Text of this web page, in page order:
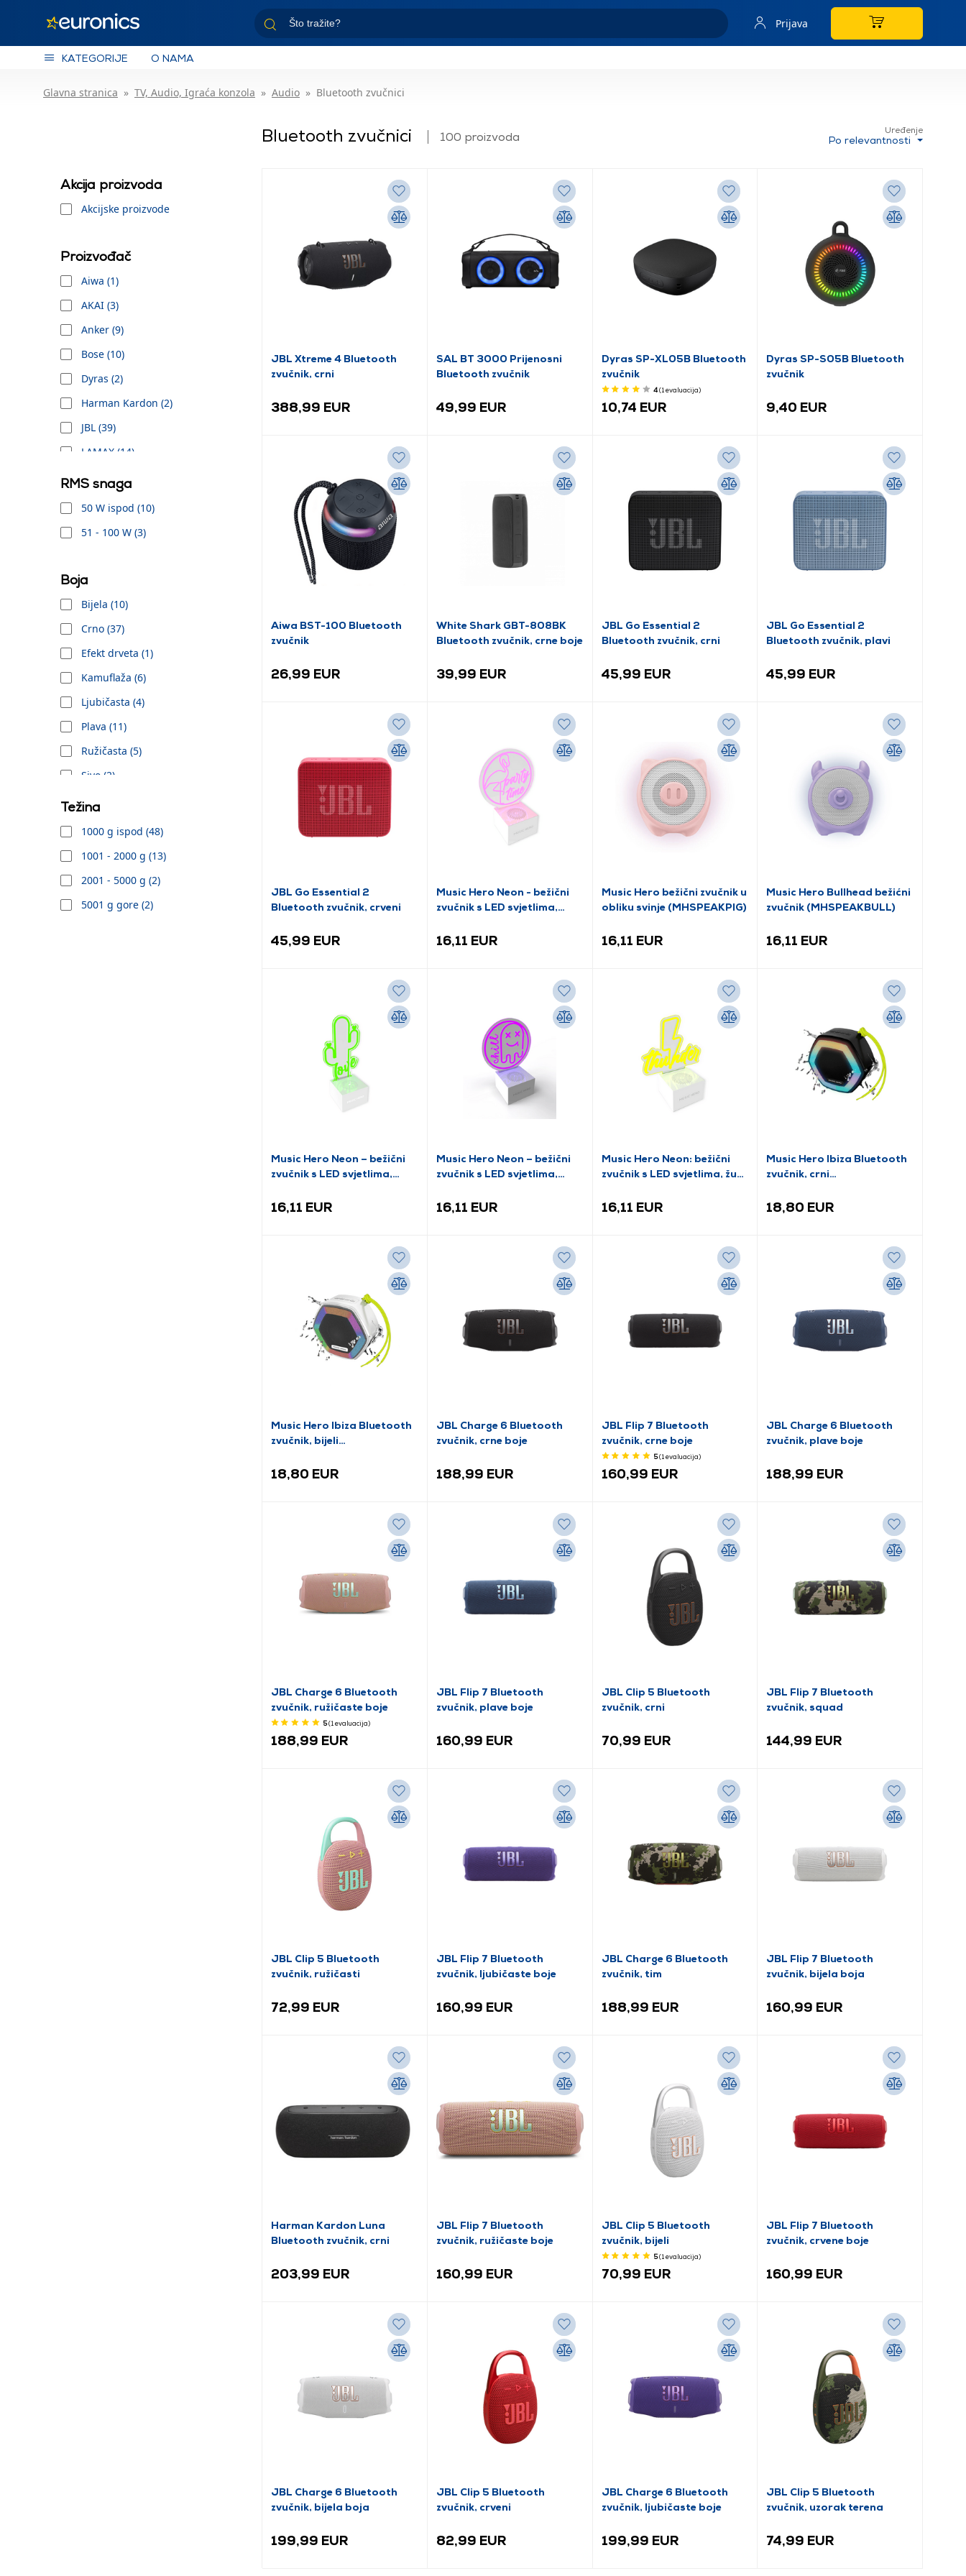
Prijava
KATEGORIJE O NAMA
Glavna stranica TV, Audio, Igraća konzola Audio Bluetooth zvučnici
Akcija proizvoda
Akcijske proizvode
Proizvođač
Aiwa (1)
AKAI (3)
Anker (9)
Bose (10)
Dyras (2)
Harman Kardon (2)
JBL (39)
LAMAX (14)
LG (1)
SAL (1)
Sony (4)
White Shark (1)
Xiaomi (1)
Yenkee (3)
RMS snaga
50 W ispod (10)
51 - 100 W (3)
Boja
Bijela (10)
Crno (37)
Efekt drveta (1)
Kamuflaža (6)
Ljubičasta (4)
Plava (11)
Ružičasta (5)
Sivo (2)
Smeđa (1)
Srebro (1)
Težina
1000 g ispod (48)
1001 - 2000 g (13)
2001 - 5000 g (2)
5001 g gore (2)
Bluetooth zvučnici 100 proizvoda
Uređenje
Po relevantnosti
JBL Xtreme 4 Bluetooth
zvučnik, crni
388,99 EUR
SAL BT 3000 Prijenosni
Bluetooth zvučnik
49,99 EUR
Dyras SP-XL05B Bluetooth
zvučnik
4(1 evaluacija)
10,74 EUR
Dyras SP-S05B Bluetooth
zvučnik
9,40 EUR
Aiwa BST-100 Bluetooth
zvučnik
26,99 EUR
White Shark GBT-808BK
Bluetooth zvučnik, crne boje
39,99 EUR
JBL Go Essential 2
Bluetooth zvučnik, crni
45,99 EUR
JBL Go Essential 2
Bluetooth zvučnik, plavi
45,99 EUR
JBL Go Essential 2
Bluetooth zvučnik, crveni
45,99 EUR
Music Hero Neon - bežični
zvučnik s LED svjetlima,
16,11 EUR
Music Hero bežični zvučnik u
obliku svinje (MHSPEAKPIG)
16,11 EUR
Music Hero Bullhead bežićni
zvučnik (MHSPEAKBULL)
16,11 EUR
Music Hero Neon – bežični
zvučnik s LED svjetlima,
16,11 EUR
Music Hero Neon – bežični
zvučnik s LED svjetlima,
16,11 EUR
Music Hero Neon: bežični
zvučnik s LED svjetlima, žuti
16,11 EUR
Music Hero Ibiza Bluetooth
zvučnik, crni
18,80 EUR
Music Hero Ibiza Bluetooth
zvučnik, bijeli
18,80 EUR
JBL Charge 6 Bluetooth
zvučnik, crne boje
188,99 EUR
JBL Flip 7 Bluetooth
zvučnik, crne boje
5(1 evaluacija)
160,99 EUR
JBL Charge 6 Bluetooth
zvučnik, plave boje
188,99 EUR
JBL Charge 6 Bluetooth
zvučnik, ružičaste boje
5(1 evaluacija)
188,99 EUR
JBL Flip 7 Bluetooth
zvučnik, plave boje
160,99 EUR
JBL Clip 5 Bluetooth
zvučnik, crni
70,99 EUR
JBL Flip 7 Bluetooth
zvučnik, squad
144,99 EUR
JBL Clip 5 Bluetooth
zvučnik, ružičasti
72,99 EUR
JBL Flip 7 Bluetooth
zvučnik, ljubičaste boje
160,99 EUR
JBL Charge 6 Bluetooth
zvučnik, tim
188,99 EUR
JBL Flip 7 Bluetooth
zvučnik, bijela boja
160,99 EUR
Harman Kardon Luna
Bluetooth zvučnik, crni
203,99 EUR
JBL Flip 7 Bluetooth
zvučnik, ružičaste boje
160,99 EUR
JBL Clip 5 Bluetooth
zvučnik, bijeli
5(1 evaluacija)
70,99 EUR
JBL Flip 7 Bluetooth
zvučnik, crvene boje
160,99 EUR
JBL Charge 6 Bluetooth
zvučnik, bijela boja
199,99 EUR
JBL Clip 5 Bluetooth
zvučnik, crveni
82,99 EUR
JBL Charge 6 Bluetooth
zvučnik, ljubičaste boje
199,99 EUR
JBL Clip 5 Bluetooth
zvučnik, uzorak terena
74,99 EUR